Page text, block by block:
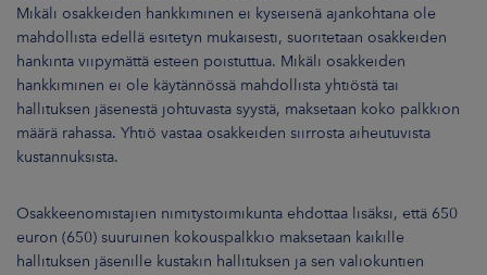
Mikäli osakkeiden hankkiminen ei kyseisenä ajankohtana ole
mahdollista edellä esitetyn mukaisesti, suoritetaan osakkeiden
hankinta viipymättä esteen poistuttua. Mikäli osakkeiden
hankkiminen ei ole käytännössä mahdollista yhtiöstä tai
hallituksen jäsenestä johtuvasta syystä, maksetaan koko palkkion
määrä rahassa. Yhtiö vastaa osakkeiden siirrosta aiheutuvista
kustannuksista.
Osakkeenomistajien nimitystoimikunta ehdottaa lisäksi, että 650
euron (650) suuruinen kokouspalkkio maksetaan kaikille
hallituksen jäsenille kustakin hallituksen ja sen valiokuntien